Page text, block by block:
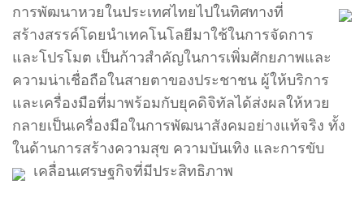
การพัฒนาหวยในประเทศไทยไปในทิศทางที่
สร้างสรรค์โดยนำเทคโนโลยีมาใช้ในการจัดการ
และโปรโมต เป็นก้าวสำคัญในการเพิ่มศักยภาพและ
ความน่าเชื่อถือในสายตาของประชาชน ผู้ให้บริการ
และเครื่องมือที่มาพร้อมกับยุคดิจิทัลได้ส่งผลให้หวย
กลายเป็นเครื่องมือในการพัฒนาสังคมอย่างแท้จริง ทั้ง
ในด้านการสร้างความสุข ความบันเทิง และการขับ
เคลื่อนเศรษฐกิจที่มีประสิทธิภาพ